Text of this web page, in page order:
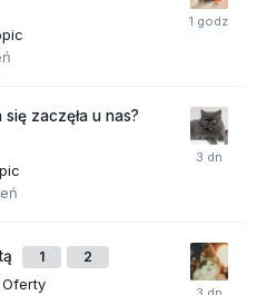
zaczęła u nas?
1 2
Oferty